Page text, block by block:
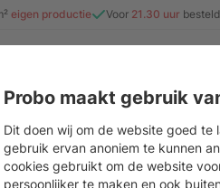
eigen productie Voor21.30 uur
Beurs & evenement Interieur
Probo maakt gebruik
Dit doen wij om de website goed te
gebruik ervan anoniem te kunnen
cookies gebruikt om de website
persoonlijker te maken en ook